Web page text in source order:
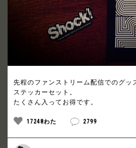
先程のファンストリーム配信でのグッ
ステッカーセット。
たくさん入ってお得です。
17248わた 2799